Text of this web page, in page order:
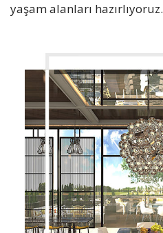
yaşam alanları hazırlıyoruz.